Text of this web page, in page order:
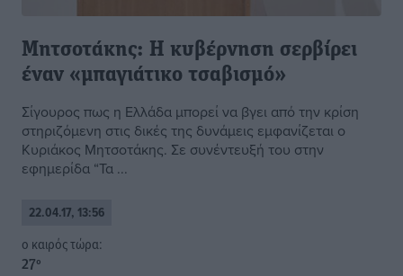
Μητσοτάκης: Η κυβέρνηση σερβίρει
έναν «μπαγιάτικο τσαβισμό»
Σίγουρος πως η Ελλάδα μπορεί να βγει από την κρίση
στηριζόμενη στις δικές της δυνάμεις εμφανίζεται ο
Κυριάκος Μητσοτάκης. Σε συνέντευξή του στην
εφημερίδα “Τα ...
22.04.17, 13:56
o καιρός τώρα:
27°